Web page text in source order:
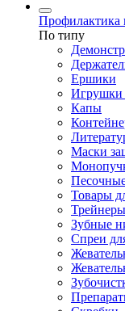
Профилактика
По типу
Ершики
Игрушки
Капы
Маски
Товары
Трейнеры
Зубные
Спреи